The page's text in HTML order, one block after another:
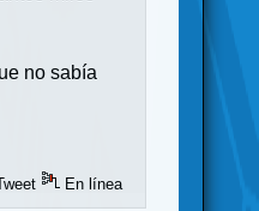
no sabía
En línea